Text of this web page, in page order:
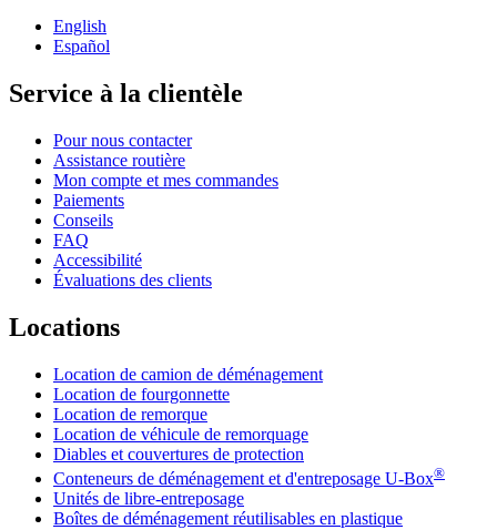
English
Español
Service à la clientèle
Pour nous contacter
Assistance routière
Mon compte et mes commandes
Paiements
Conseils
FAQ
Accessibilité
Évaluations des clients
Locations
Location de camion de déménagement
Location de fourgonnette
Location de remorque
Location de véhicule de remorquage
Diables et couvertures de protection
Conteneurs de déménagement et d'entreposage U-Box®
Unités de libre-entreposage
Boîtes de déménagement réutilisables en plastique